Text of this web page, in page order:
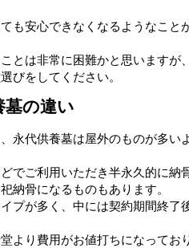
も安心できなくなるようなこと
とは非常に困難かと思いますが
びをしてください。
墓の違い
永代供養墓は屋外のものが多い
でご利用いただき半永久的に納
納骨になるものもあります。
プが多く、中には契約期間終了
より費用がお値打ちになってお